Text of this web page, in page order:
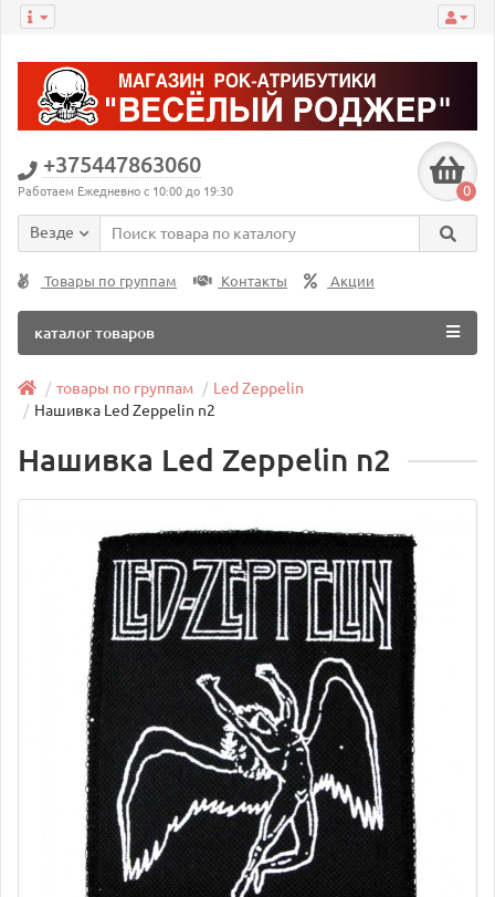
+375447863060
Работаем Ежедневно с 10:00 до 19:30 0
Везде
Товары по группам Контакты Акции
каталог товаров
товары по группам
Led Zeppelin
Нашивка Led Zeppelin n2
Нашивка Led Zeppelin n2